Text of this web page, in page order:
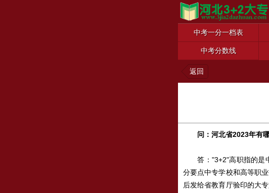
中考一分一档表
中考分数线
返回
问： 河北省2023年有
答："3+2"高职指的是中
分要点中专学校和高等职
后发给省教育厅验印的大